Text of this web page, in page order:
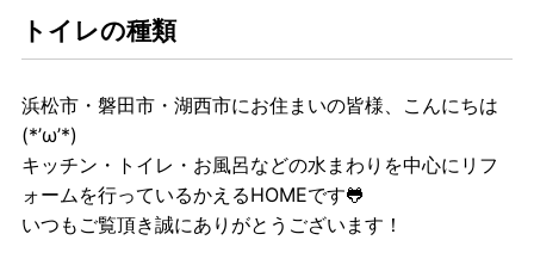
トイレの種類
浜松市・磐田市・湖西市にお住まいの皆様、こんにちは
(*’ω’*)
キッチン・トイレ・お風呂などの水まわりを中心にリフ
ォームを行っているかえるHOMEです🐸
いつもご覧頂き誠にありがとうございます！